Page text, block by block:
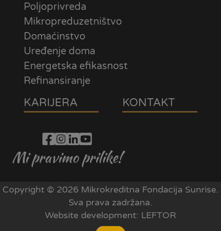
Poljoprivreda
Mikropreduzetništvo
Domaćinstvo
Uređenje doma
Energetska efikasnost
Refinansiranje
KARIJERA KONTAKT
Mi pravimo prilike!
Copyright © 2026 Mikrokreditna Fondacija Sunrise.
Sva prava zadržana.
Website development: LEFTOR